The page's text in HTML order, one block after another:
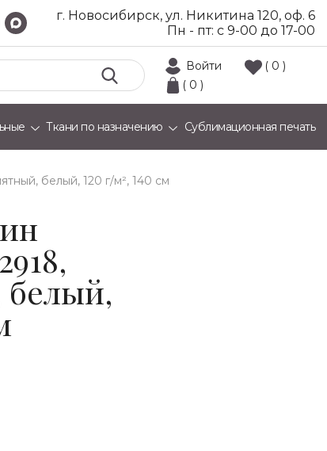
г. Новосибирск, ул. Никитина 120, оф. 6
Пн - пт: с 9-00 до 17-00
Войти
( 0 )
( 0 )
Ткани по назначению Сублимационная печать
белый, 120 г/м², 140 см